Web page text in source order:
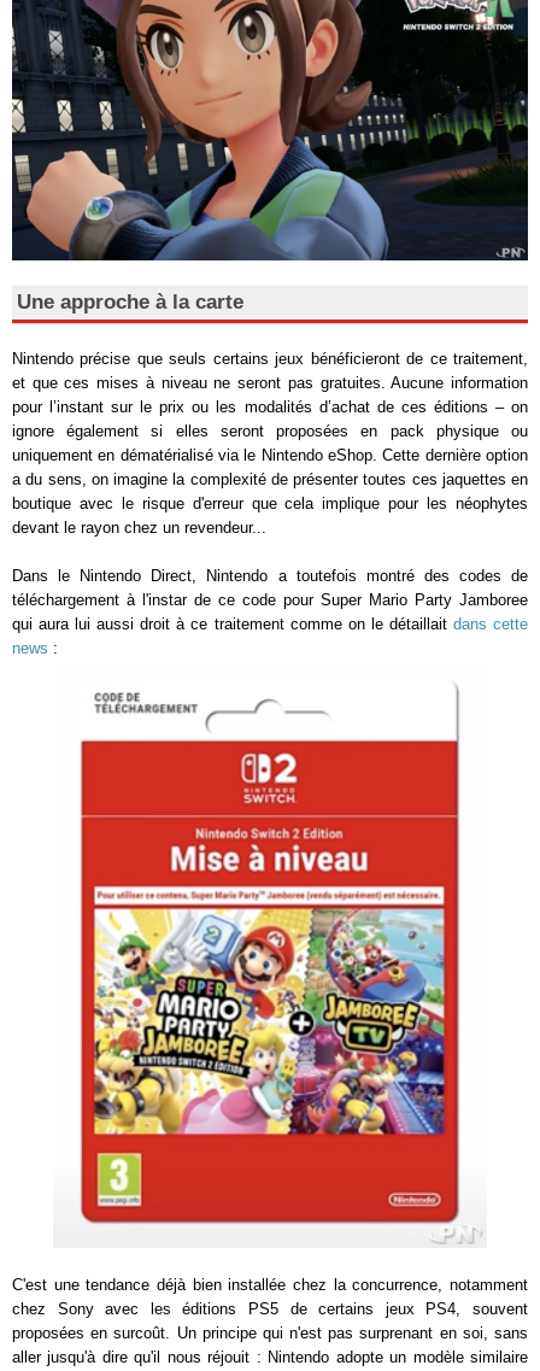
Une approche à la carte
Nintendo précise que seuls certains jeux bénéficieront de ce traitement,
et que ces mises à niveau ne seront pas gratuites. Aucune information
pour l’instant sur le prix ou les modalités d’achat de ces éditions – on
ignore également si elles seront proposées en pack physique ou
uniquement en dématérialisé via le Nintendo eShop. Cette dernière option
a du sens, on imagine la complexité de présenter toutes ces jaquettes en
boutique avec le risque d'erreur que cela implique pour les néophytes
devant le rayon chez un revendeur...
Dans le Nintendo Direct, Nintendo a toutefois montré des codes de
téléchargement à l'instar de ce code pour Super Mario Party Jamboree
qui aura lui aussi droit à ce traitement comme on le détaillait dans cette
news :
C'est une tendance déjà bien installée chez la concurrence, notamment
chez Sony avec les éditions PS5 de certains jeux PS4, souvent
proposées en surcoût. Un principe qui n'est pas surprenant en soi, sans
aller jusqu'à dire qu'il nous réjouit : Nintendo adopte un modèle similaire